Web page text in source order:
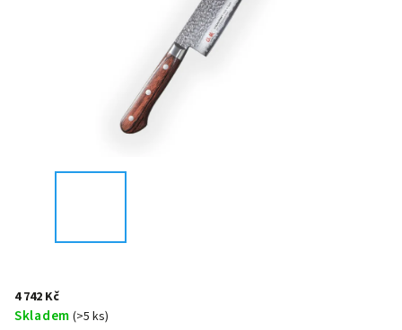
4 742 Kč
Skladem (>5 ks)